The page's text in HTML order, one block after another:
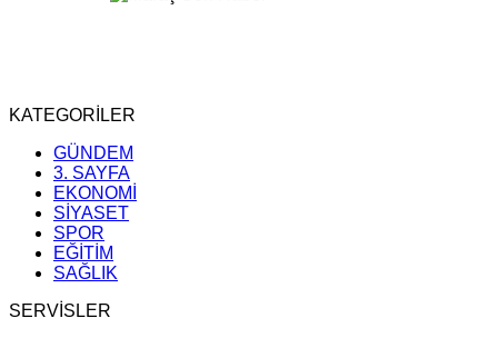
KATEGORİLER
GÜNDEM
3. SAYFA
EKONOMİ
SİYASET
SPOR
EĞİTİM
SAĞLIK
SERVİSLER